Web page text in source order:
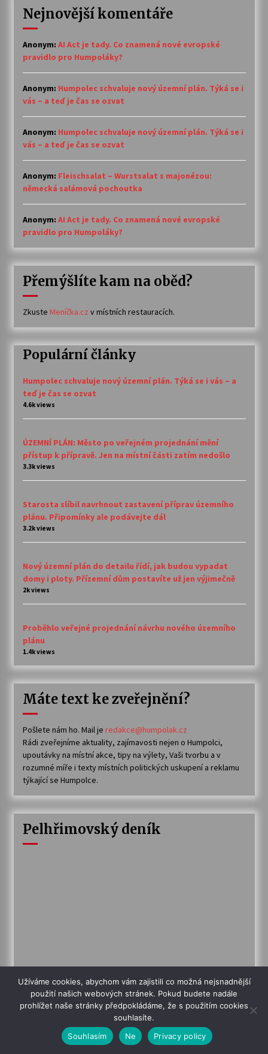
Nejnovější komentáře
Anonym: AI Act je tady. Co znamená nové evropské
pravidlo pro Humpoláky?
Anonym: Humpolec schvaluje nový územní plán. Týká se i
vás – a teď je čas se ozvat
Anonym: Humpolec schvaluje nový územní plán. Týká se i
vás – a teď je čas se ozvat
Anonym: Fleischsalat – Wurstsalat s majonézou:
německá salámová pochoutka
Anonym: AI Act je tady. Co znamená nové evropské
pravidlo pro Humpoláky?
Přemýšlíte kam na oběd?
Zkuste Meníčka.cz v místních restauracích.
Populární články
Humpolec schvaluje nový územní plán. Týká se i vás – a
teď je čas se ozvat
4.6k views
ÚZEMNÍ PLÁN: Město po veřejném projednání mění
přístup k přípravě. Jen na místní části zatím nedošlo
3.3k views
Starosta slíbil navrhnout zastavení příprav územního
plánu. Připomínky ale podávejte dál
3.2k views
Nový územní plán do detailu řídí, jak budou vypadat
domy i ploty. Přízemní dům postavíte už jen výjimečně
2k views
Proběhlo veřejné projednání návrhu nového územního
plánu
1.4k views
Máte text ke zveřejnění?
Pošlete nám ho. Mail je redakce@humpolak.cz
Rádi zveřejníme aktuality, zajímavosti nejen o Humpolci,
upoutávky na místní akce, tipy na výlety, Vaši tvorbu a v
rozumné míře i texty místních politických uskupení a reklamu
týkající se Humpolce.
Pelhřimovský deník
Užíváme cookies, abychom vám zajistili co možná nejsnadnější
použití našich webových stránek. Pokud budete nadále
prohlížet naše stránky předpokládáme, že s použitím cookies
souhlasíte.
Souhlasím
Ne Privacy policy